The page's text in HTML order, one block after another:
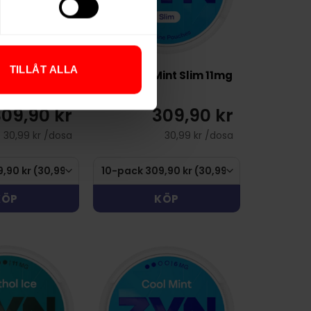
TILLÅT ALLA
Slim 9mg
kr
30,99 kr /dosa
ZYN Cool Mint Slim 11mg
309,90 kr
30,99 kr /dosa
KÖP